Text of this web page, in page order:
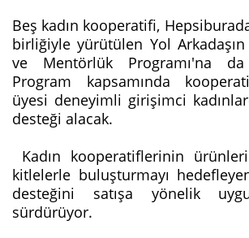
Beş kadın kooperatifi,
birliğiyle yürütülen Yol
ve Mentörlük Programı'na
Program kapsamında
üyesi deneyimli girişimci
desteği alacak.
Kadın kooperatiflerinin
kitlelerle buluşturmayı
desteğini satışa yönelik
sürdürüyor.